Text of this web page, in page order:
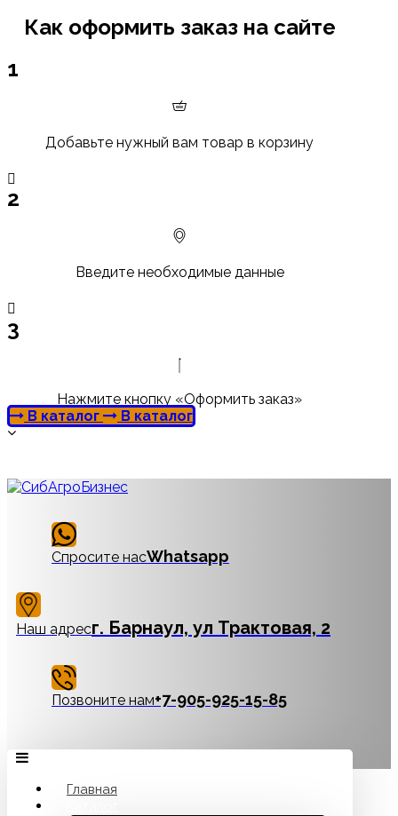
Как оформить заказ на сайте
1
Добавьте нужный вам товар в корзину
2
Введите необходимые данные
3
Нажмите кнопку «Оформить заказ»
В каталог
В каталог
Спросите насWhatsapp
Наш адресг. Барнаул, ул Трактовая, 2
Позвоните нам‪+7-905-925-15-85
Главная